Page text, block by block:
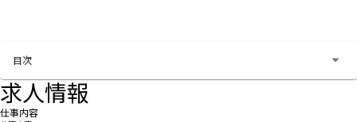
目次
求人情報
仕事内容